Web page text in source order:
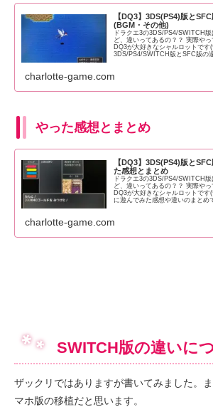
【DQ3】3DS(PS4)版と
(BGM・その他)
ドラクエ3の3DS/PS4/SWITCH
ど、違いってあるの？？ 実際やっ
DQ3が大好きなシャルロットです
3DS/PS4/SWITCH版とSFC版の
charlotte-game.com
やった感想とまとめ
【DQ3】3DS(PS4)版と
た感想とまとめ
ドラクエ3の3DS/PS4/SWITCH
ど、違いってあるの？？ 実際やっ
DQ3が大好きなシャルロットで
に遊んでみた感想や違いのまとめ
charlotte-game.com
SWITCH版の違いに
ザックリではありますが書いてみました。
マホ版の移植だと思います。